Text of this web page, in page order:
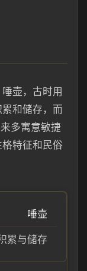
壶，古时用
和储存，而
多寓意敏捷
特征和民俗
唾壶
累与储存